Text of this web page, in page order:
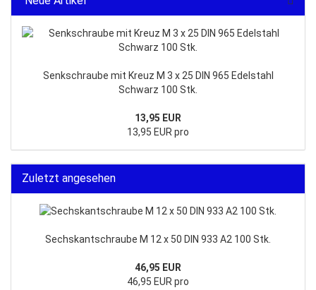
Senkschraube mit Kreuz M 3 x 25 DIN 965 Edelstahl
Schwarz 100 Stk.
13,95 EUR
13,95 EUR pro
Zuletzt angesehen
Sechskantschraube M 12 x 50 DIN 933 A2 100 Stk.
46,95 EUR
46,95 EUR pro